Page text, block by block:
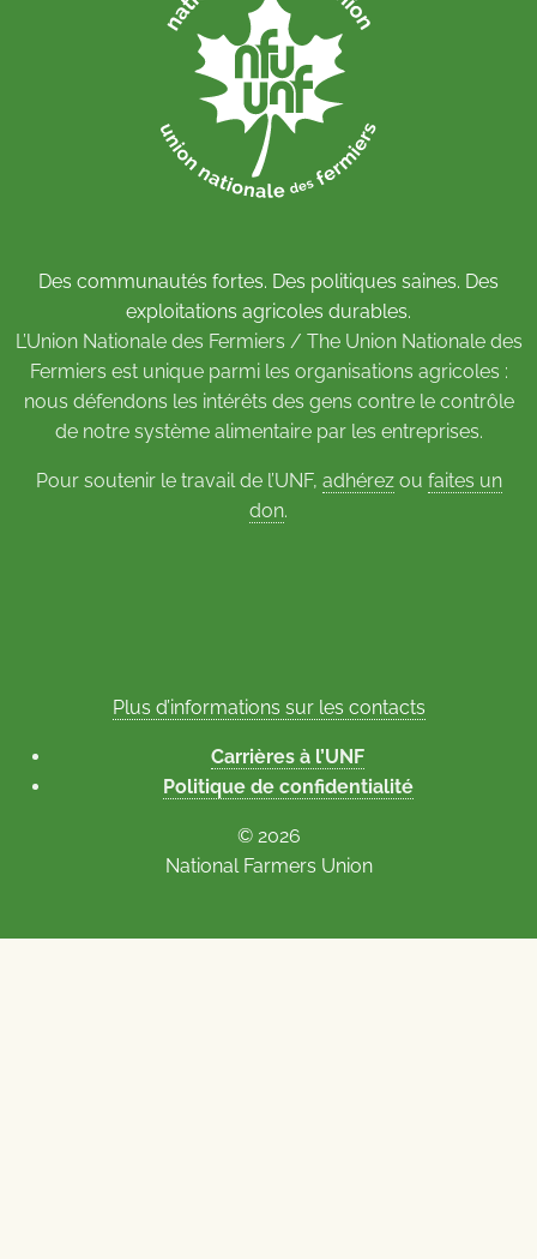
Des communautés fortes. Des politiques saines. Des
exploitations agricoles durables.
L’Union Nationale des Fermiers / The Union Nationale des
Fermiers est unique parmi les organisations agricoles :
nous défendons les intérêts des gens contre le contrôle
de notre système alimentaire par les entreprises.
Pour soutenir le travail de l’UNF, adhérezou faites un
don.
Plus d’informations sur les contacts
Carrières à l’UNF
Politique de confidentialité
© 2026
National Farmers Union